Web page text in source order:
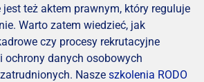
też aktem prawnym, który reguluje
Warto zatem wiedzieć, jak
czy procesy rekrutacyjne
ochrony danych osobowych
Nasze szkolenia RODO